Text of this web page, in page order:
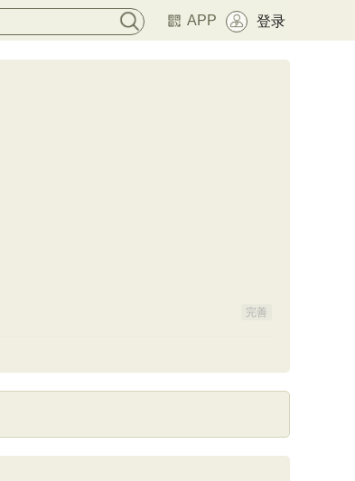
APP 登录
完善